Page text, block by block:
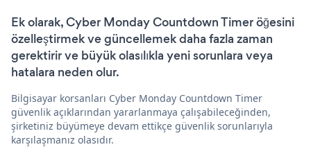
Ek olarak, Cyber Monday Countdown Timer öğesini
özelleştirmek ve güncellemek daha fazla zaman
gerektirir ve büyük olasılıkla yeni sorunlara veya
hatalara neden olur.
Bilgisayar korsanları Cyber Monday Countdown Timer
güvenlik açıklarından yararlanmaya çalışabileceğinden,
şirketiniz büyümeye devam ettikçe güvenlik sorunlarıyla
karşılaşmanız olasıdır.